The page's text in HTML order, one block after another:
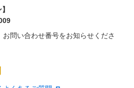
問い合わせ番号をお知らせくださ